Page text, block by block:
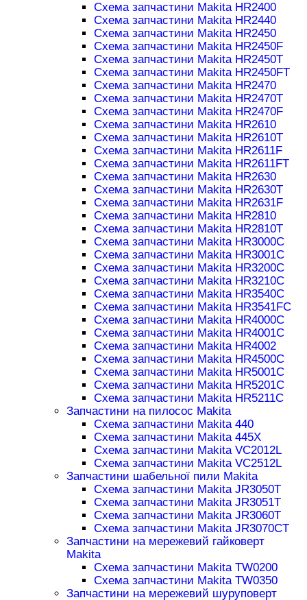
Схема запчастини Makita HR2400
Схема запчастини Makita HR2440
Схема запчастини Makita HR2450
Схема запчастини Makita HR2450F
Схема запчастини Makita HR2450T
Схема запчастини Makita HR2450FT
Схема запчастини Makita HR2470
Схема запчастини Makita HR2470T
Схема запчастини Makita HR2470F
Схема запчастини Makita HR2610
Схема запчастини Makita HR2610T
Схема запчастини Makita HR2611F
Схема запчастини Makita HR2611FT
Схема запчастини Makita HR2630
Схема запчастини Makita HR2630T
Схема запчастини Makita HR2631F
Схема запчастини Makita HR2810
Схема запчастини Makita HR2810T
Схема запчастини Makita HR3000C
Схема запчастини Makita HR3001C
Схема запчастини Makita HR3200C
Схема запчастини Makita HR3210C
Схема запчастини Makita HR3540C
Схема запчастини Makita HR3541FC
Схема запчастини Makita HR4000C
Схема запчастини Makita HR4001C
Схема запчастини Makita HR4002
Схема запчастини Makita HR4500C
Схема запчастини Makita HR5001C
Схема запчастини Makita HR5201C
Схема запчастини Makita HR5211C
Запчастини на пилосос Makita
Схема запчастини Makita 440
Схема запчастини Makita 445X
Схема запчастини Makita VC2012L
Схема запчастини Makita VC2512L
Запчастини шабельної пили Makita
Схема запчастини Makita JR3050T
Схема запчастини Makita JR3051T
Схема запчастини Makita JR3060T
Схема запчастини Makita JR3070CT
Запчастини на мережевий гайковерт
Makita
Схема запчастини Makita TW0200
Схема запчастини Makita TW0350
Запчастини на мережевий шуруповерт